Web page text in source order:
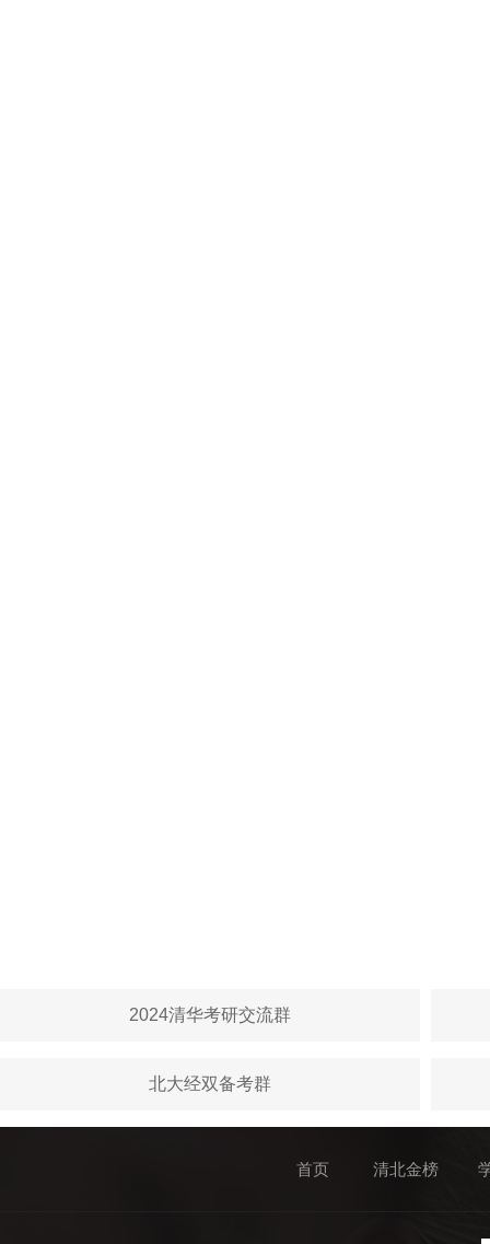
2024清华考研交流群
北大经双备考群
首页 清北金榜